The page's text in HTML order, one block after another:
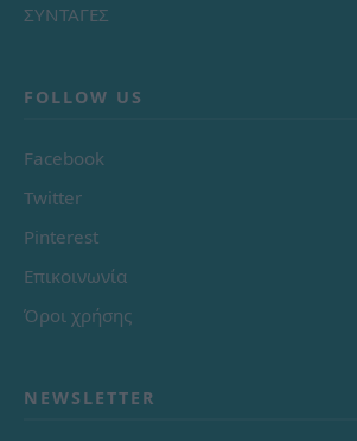
ΣΥΝΤΑΓΕΣ
FOLLOW US
Facebook
Twitter
Pinterest
Επικοινωνία
Όροι χρήσης
NEWSLETTER